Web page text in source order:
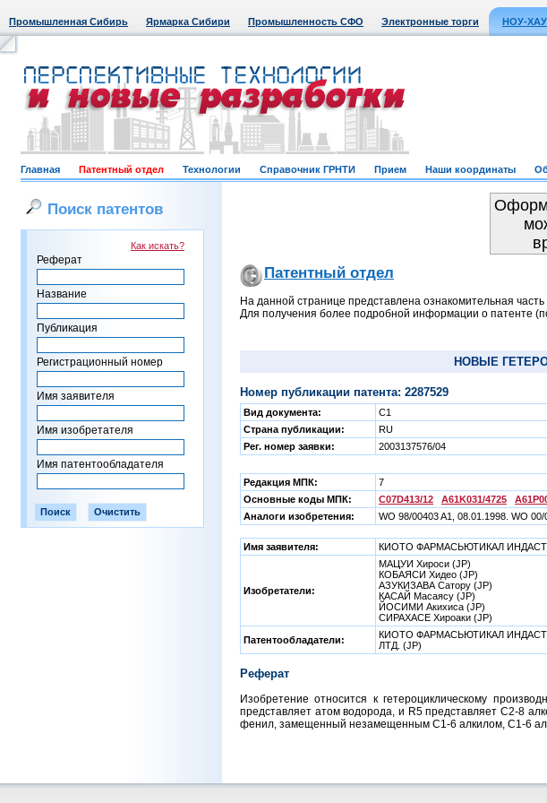
Промышленная Сибирь Ярмарка Сибири Промышленность СФО Электронные торги НОУ-ХАУ
Главная Патентный отдел Технологии Справочник ГРНТИ Прием Наши координаты
Поиск патентов
Как искать?
Реферат
Название
Публикация
Регистрационный номер
Имя заявителя
Имя изобретателя
Имя патентообладателя
Патентный отдел
На данной странице представлена ознакомительная
Для получения более подробной информации о патенте
НОВЫЕ
Номер публикации патента: 2287529
Вид документа:
C1
Страна публикации:
RU
Рег. номер заявки:
2003137576/04
Редакция МПК:
7
Основные коды МПК:
C07D413/12 A61K031/4725
Аналоги изобретения:
WO 98/00403 A1, 08.01.1998. WO
Имя заявителя: КИОТО ФАРМАСЬЮТИКАЛ
Изобретатели:
МАЦУИ Хироси (JP)
КОБАЯСИ Хидео (JP)
АЗУКИЗАВА Сатору (JP)
КАСАЙ Масаясу (JP)
ЙОСИМИ Акихиса (JP)
СИРАХАСЕ Хироаки (JP)
Патентообладатели:
КИОТО ФАРМАСЬЮТИКАЛ
ЛТД. (JP)
Реферат
Изобретение относится к гетероциклическому
представляет атом водорода, и R5 представляет C2-8
фенил, замещенный незамещенным C1-6 алкилом, C1-6